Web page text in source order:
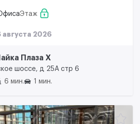
Этаж
августа 2026
Плаза Х
шоссе, д 25А стр 6
6 мин. 1 мин.